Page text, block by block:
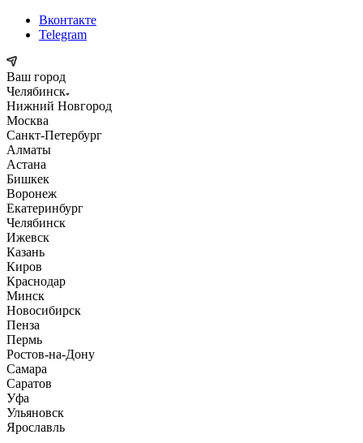
Вконтакте
Telegram
Ваш город
Челябинск
Нижний Новгород
Москва
Санкт-Петербург
Алматы
Астана
Бишкек
Воронеж
Екатеринбург
Челябинск
Ижевск
Казань
Киров
Краснодар
Минск
Новосибирск
Пенза
Пермь
Ростов-на-Дону
Самара
Саратов
Уфа
Ульяновск
Ярославль